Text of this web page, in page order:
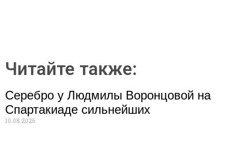
Читайте также:
Серебро у Людмилы Воронцовой на
Спартакиаде сильнейших
10.08.2026